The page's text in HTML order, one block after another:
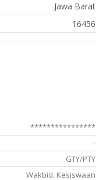
Jawa Barat
16456
****************
-
GTY/PTY
Wakbid. Kesiswaan